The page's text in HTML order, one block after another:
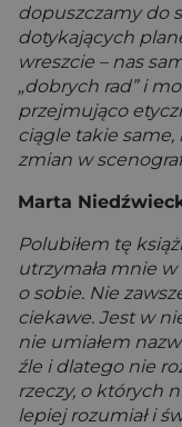
dopuszczamy do
dotykających
wreszcie – nas
„dobrych rad” i
przejmująco
ciągle takie
zmian w
Marta
Polubiłem tę
utrzymała mnie
o sobie. Nie
ciekawe. Jest w
nie umiałem
źle i dlatego nie
rzeczy, o których
lepiej rozumiał i